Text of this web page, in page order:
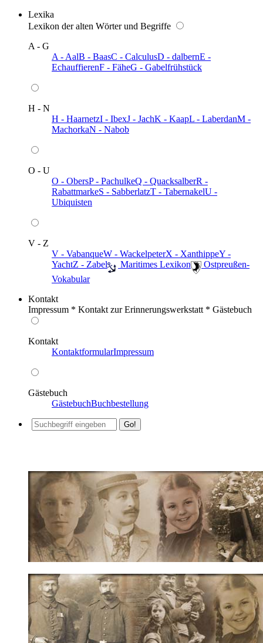
Lexika
Lexikon der alten Wörter und Begriffe
A - G
A - AalB - BaasC - CalculusD - dalbernE -
EchauffierenF - FäheG - Gabelfrühstück
H - N
H - HaarnetzI - IbexJ - JachK - KaapL - LaberdanM -
MachorkaN - Nabob
O - U
O - ObersP - PachulkeQ - QuacksalberR -
RabattmarkeS - SabberlatzT - TabernakelU -
Ubiquisten
V - Z
V - VabanqueW - WackelpeterX - XanthippeY -
YachtZ - Zabel ️ Maritimes Lexikon
️ Ostpreußen-
Vokabular
Kontakt
Impressum * Kontakt zur Erinnerungswerkstatt * Gästebuch
Kontakt
KontaktformularImpressum
Gästebuch
GästebuchBuchbestellung